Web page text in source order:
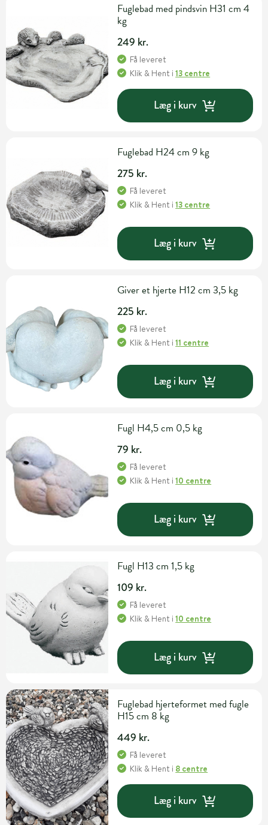
Fuglebad med pindsvin H31 cm 4
kg
249 kr.
Få leveret
Klik & Hent i13 centre
Læg i kurv
Fuglebad H24 cm 9 kg
275 kr.
Få leveret
Klik & Hent i13 centre
Læg i kurv
Giver et hjerte H12 cm 3,5 kg
225 kr.
Få leveret
Klik & Hent i11 centre
Læg i kurv
Fugl H4,5 cm 0,5 kg
79 kr.
Få leveret
Klik & Hent i10 centre
Læg i kurv
Fugl H13 cm 1,5 kg
109 kr.
Få leveret
Klik & Hent i10 centre
Læg i kurv
Fuglebad hjerteformet med fugle
H15 cm 8 kg
449 kr.
Få leveret
Klik & Hent i 8 centre
Læg i kurv